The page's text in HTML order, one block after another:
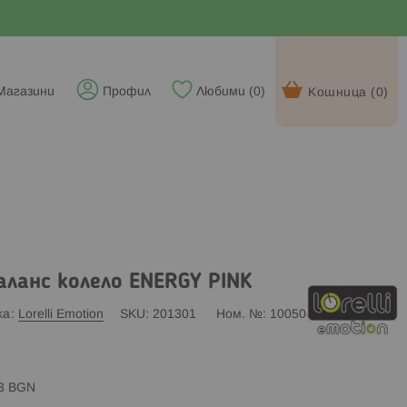
Кошница (0)
Любими (0)
Профил
колело ENERGY PINK
Lorelli Emotion SKU 201301 Ном. № 1005048/0008
BGN